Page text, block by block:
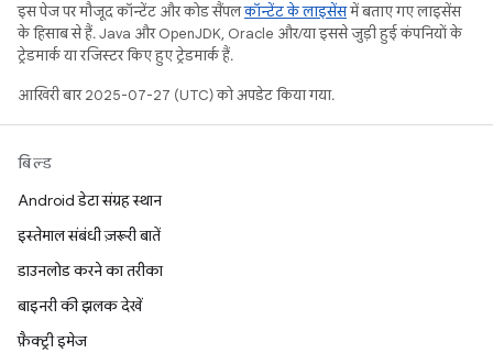
इस पेज पर मौजूद कॉन्टेंट और कोड सैंपलकॉन्टेंट के लाइसेंसमें बताए गए लाइसेंस
के हिसाब से हैं. Java और OpenJDK, Oracle और/या इससे जुड़ी हुई कंपनियों के
ट्रेडमार्क या रजिस्टर किए हुए ट्रेडमार्क हैं.
आखिरी बार 2025-07-27 (UTC) को अपडेट किया गया.
बिल्ड
Android डेटा संग्रह स्थान
इस्तेमाल संबंधी ज़रूरी बातें
डाउनलोड करने का तरीका
बाइनरी की झलक देखें
फ़ैक्ट्री इमेज